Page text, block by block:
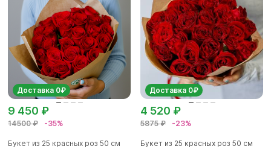
Доставка 0₽
14500 ₽ -35%
9 450 ₽
Букет из 25 красных роз 50 см
Доставка 0₽
5875 ₽ -23%
4 520 ₽
Букет из 25 красных роз 50 см